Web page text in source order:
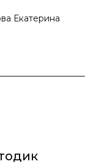
Екатерина